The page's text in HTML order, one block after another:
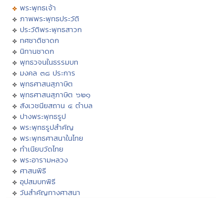
พระพุทธเจ้า
ภาพพระพุทธประวัติ
ประวัติพระพุทธสาวก
ทศชาติชาดก
นิทานชาดก
พุทธวจนในธรรมบท
มงคล ๓๘ ประการ
พุทธศาสนสุภาษิต
พุทธศาสนสุภาษิต ๖๒๑
สังเวชนียสถาน ๔ ตำบล
ปางพระพุทธรูป
พระพุทธรูปสำคัญ
พระพุทธศาสนาในไทย
ทำเนียบวัดไทย
พระอารามหลวง
ศาสนพิธี
อุปสมบทพิธี
วันสำคัญทางศาสนา